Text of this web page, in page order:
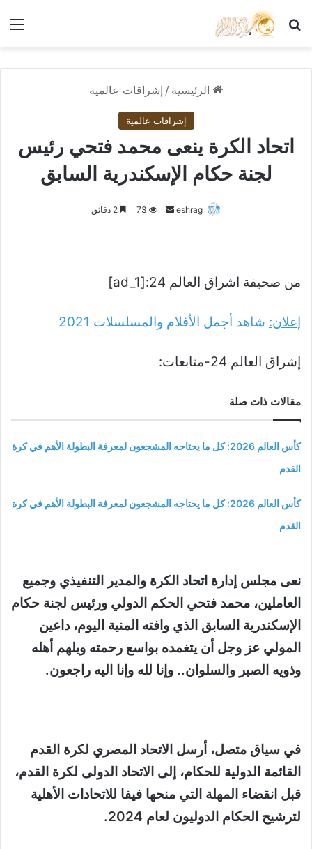
بحث عن
الرئيسية / إشراقات عالمية
إشراقات عالمية
اتحاد الكرة ينعى محمد فتحي رئيس
لجنة حكام الإسكندرية السابق
eshrag
أرسل 73
من صحيفة اشراق العالم 24:[ad_1]
إعلان: شاهد أجمل الأفلام والمسلسلات 2021
إشراق العالم 24-متابعات:
مقالات ذات صلة
كأس العالم 2026: كل ما يحتاجه المشجعون لمعرفة البطولة الأهم في كرة
القدم
كأس العالم 2026: كل ما يحتاجه المشجعون لمعرفة البطولة الأهم في كرة
القدم
نعى مجلس إدارة اتحاد الكرة والمدير التنفيذي وجميع
العاملين، محمد فتحي الحكم الدولي ورئيس لجنة حكام
الإسكندرية السابق الذي وافته المنية اليوم، داعين
المولي عز وجل أن يتغمده بواسع رحمته ويلهم أهله
وذويه الصبر والسلوان.. وإنا لله وإنا اليه راجعون.
في سياق متصل، أرسل الاتحاد المصري لكرة القدم
القائمة الدولية للحكام، إلى الاتحاد الدولى لكرة القدم،
قبل انقضاء المهلة التي منحها فيفا للاتحادات الأهلية
لترشيح الحكام الدوليون لعام 2024.